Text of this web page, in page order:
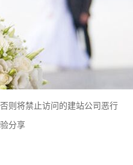
则将禁止访问的建站公司恶行
分享